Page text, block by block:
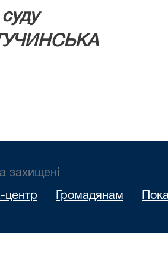
захищені
центр Громадянам